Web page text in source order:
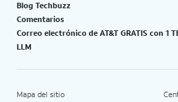
Blog Techbuzz
Comentarios
Correo electrónico de AT&T GRATIS con 1
LLM
Mapa del sitio